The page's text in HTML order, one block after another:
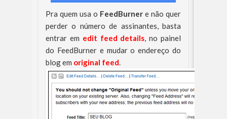
Pra quem usa o FeedBurner e não quer
perder o número de assinantes, basta
entrar em edit feed details, no painel
do FeedBurner e mudar o endereço do
blog em original feed.